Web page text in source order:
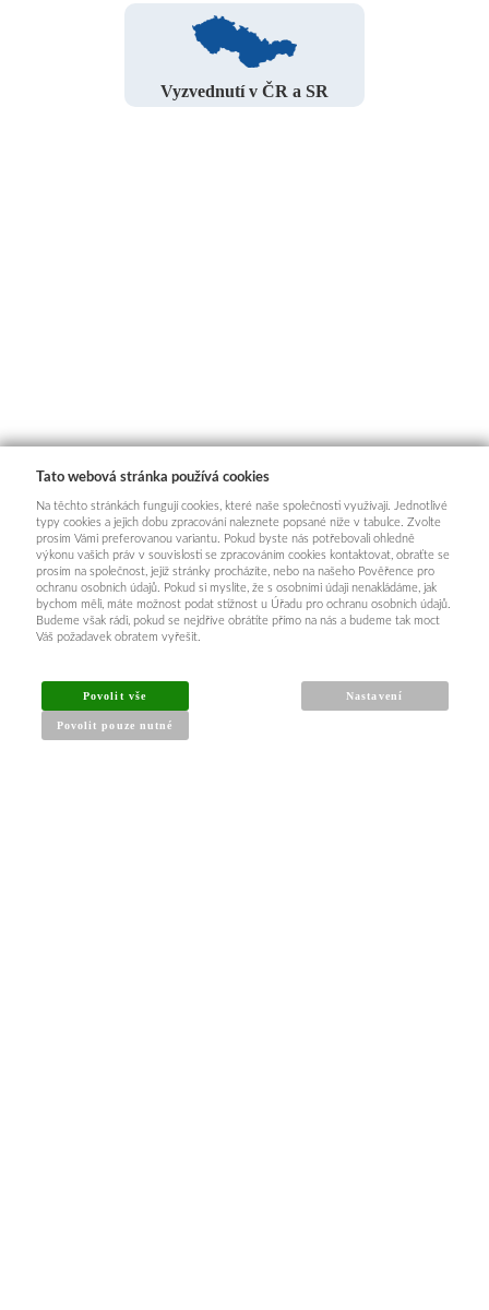
Vyzvednutí v ČR a SR
Tato webová stránka používá cookies
Na těchto stránkách fungují cookies, které naše společnosti využívají. Jednotlivé
typy cookies a jejich dobu zpracování naleznete popsané níže v tabulce. Zvolte
prosím Vámi preferovanou variantu. Pokud byste nás potřebovali ohledně
výkonu vašich práv v souvislosti se zpracováním cookies kontaktovat, obraťte se
prosím na společnost, jejíž stránky procházíte, nebo na našeho Pověřence pro
ochranu osobních údajů. Pokud si myslíte, že s osobními údaji nenakládáme, jak
bychom měli, máte možnost podat stížnost u Úřadu pro ochranu osobních údajů.
Budeme však rádi, pokud se nejdříve obrátíte přímo na nás a budeme tak moct
Váš požadavek obratem vyřešit.
Povolit vše
Povolit pouze nutné
Nastavení